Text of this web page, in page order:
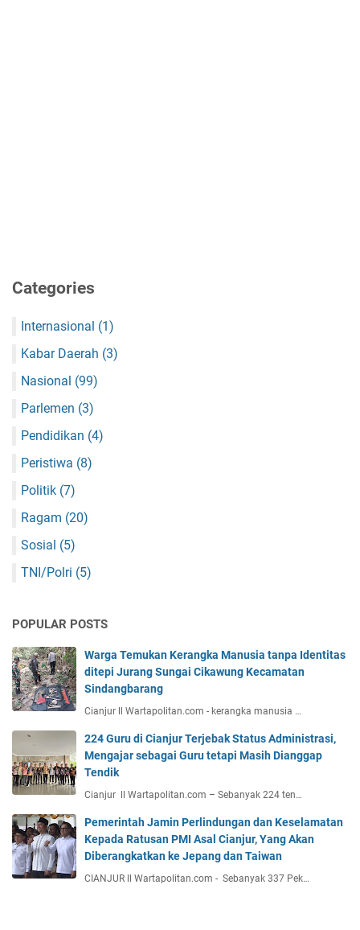
Categories
Internasional (1)
Kabar Daerah (3)
Nasional (99)
Parlemen (3)
Pendidikan (4)
Peristiwa (8)
Politik (7)
Ragam (20)
Sosial (5)
TNI/Polri (5)
POPULAR POSTS
Warga Temukan Kerangka Manusia tanpa Identitas
ditepi Jurang Sungai Cikawung Kecamatan
Sindangbarang
Cianjur ll Wartapolitan.com - kerangka manusia …
224 Guru di Cianjur Terjebak Status Administrasi,
Mengajar sebagai Guru tetapi Masih Dianggap
Tendik
Cianjur ll Wartapolitan.com – Sebanyak 224 ten…
Pemerintah Jamin Perlindungan dan Keselamatan
Kepada Ratusan PMI Asal Cianjur, Yang Akan
Diberangkatkan ke Jepang dan Taiwan
CIANJUR ll Wartapolitan.com - Sebanyak 337 Pek…